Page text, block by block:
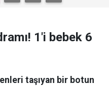
1'i bebek 6
taşıyan bir botun